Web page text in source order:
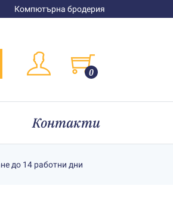
Компютърна бродерия
0
Контакти
до 14 работни дни